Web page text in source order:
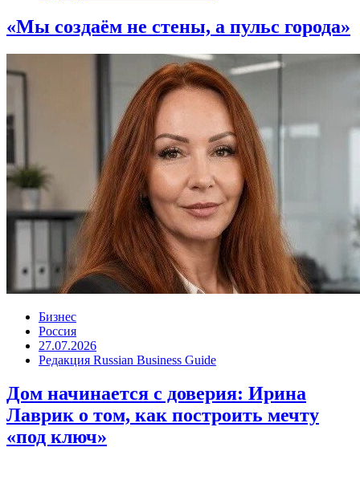
«Мы создаём не стены, а пульс города»
Бизнес
Россия
27.07.2026
Редакция Russian Business Guide
Дом начинается с доверия: Ирина
Лаврик о том, как построить мечту
«под ключ»